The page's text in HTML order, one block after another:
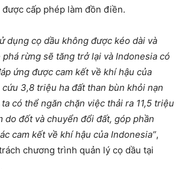
cấp phép làm đồn điền.
dụng cọ dầu không được kéo dài và
rừng sẽ tăng trở lại và Indonesia có
ứng được cam kết về khí hậu của
3,8 triệu ha đất than bùn khỏi nạn
có thể ngăn chặn việc thải ra 11,5 triệu
do đốt và chuyển đổi đất, góp phần
cam kết về khí hậu của Indonesia”,
chương trình quản lý cọ dầu tại